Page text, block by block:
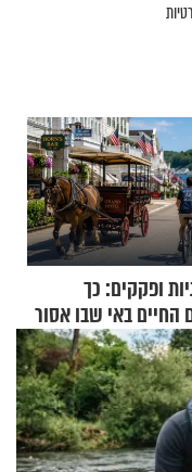
ופקקים: כך
החיים באי שבו אסור
מ-120 שנה